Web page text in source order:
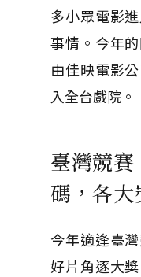
多小眾電影
事情。今年
由佳映電影
入全台戲院。
臺灣競
碼，各
今年適逢臺
好片角逐大